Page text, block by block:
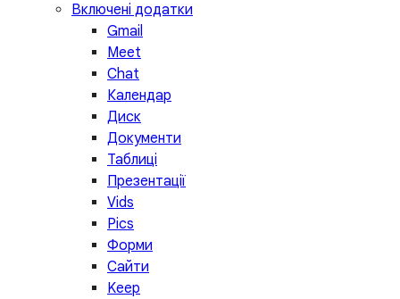
Включені додатки
Gmail
Meet
Chat
Календар
Диск
Документи
Таблиці
Презентації
Vids
Pics
Форми
Сайти
Keep